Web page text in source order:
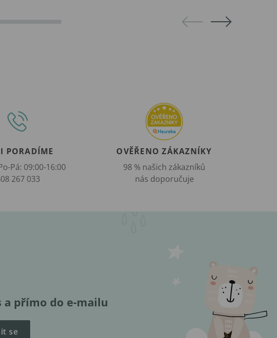
PORADÍME
Pá: 09:00-16:00
267 033
OVĚŘENO ZÁKAZNÍKY
98 % našich zákazníků
nás doporučuje
a přímo do e-mailu
se